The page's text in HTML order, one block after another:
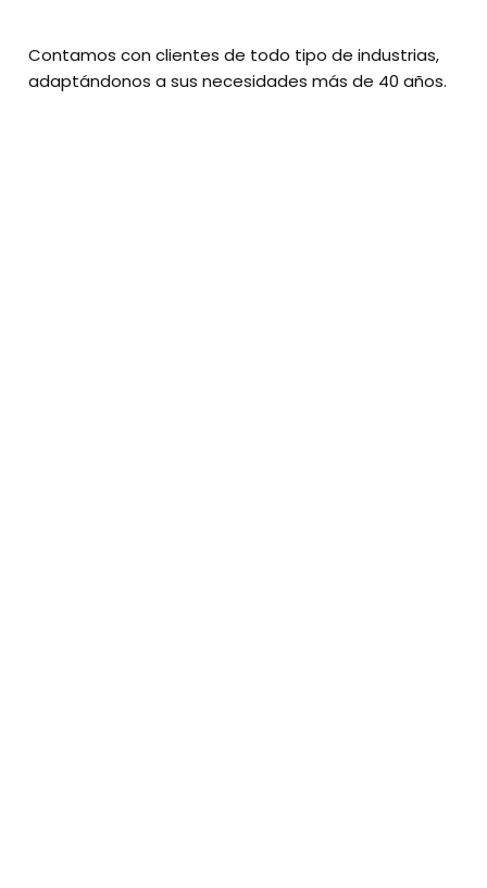
Contamos con clientes de todo tipo de industrias,
adaptándonos a sus necesidades más de 40 años.